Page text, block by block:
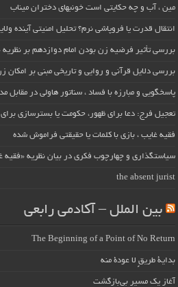
مین ، آب و چه حکایتی است خونبهای دختران میناب
انتقال قدرت یا فروپاشی نرم؟ تحلیل امنیتی آینده
بررسی تأثیر فرضیه زن بودن امام دوازدهم بر نظریه
بررسی دلایل قرآنی و روایی و تاریخی مبنی بر
پاسخگویی و مبارزه با فساد ، سناتور هاولی در مقابل
تعجیل فرج: دعا برای ظهور، حکومت یا بسترسازی
فقیه غایب ، بازی با کلمات یا حقیقتی فراموش شده
سیاستگذاری و چهارچوب فکری در بیان نظریه «فقیه
the absent jurist
بین الملل – آکادمی رابعی
The Beginning of a Point of No Return
بداية طريقٍ لا عودة منه
آغاز یک مسیر بی‌بازگشت